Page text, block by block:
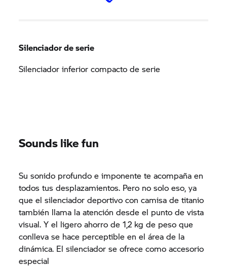
Silenciador de serie
Silenciador inferior compacto de serie
Sounds like fun
Su sonido profundo e imponente te acompaña en
todos tus desplazamientos. Pero no solo eso, ya
que el silenciador deportivo con camisa de titanio
también llama la atención desde el punto de vista
visual. Y el ligero ahorro de 1,2 kg de peso que
conlleva se hace perceptible en el área de la
dinámica. El silenciador se ofrece como accesorio
especial